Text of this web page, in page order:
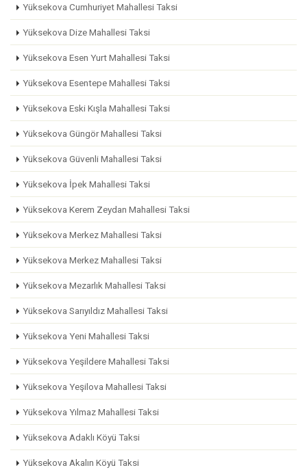
Yüksekova Cumhuriyet Mahallesi Taksi
Yüksekova Dize Mahallesi Taksi
Yüksekova Esen Yurt Mahallesi Taksi
Yüksekova Esentepe Mahallesi Taksi
Yüksekova Eski Kışla Mahallesi Taksi
Yüksekova Güngör Mahallesi Taksi
Yüksekova Güvenli Mahallesi Taksi
Yüksekova İpek Mahallesi Taksi
Yüksekova Kerem Zeydan Mahallesi Taksi
Yüksekova Merkez Mahallesi Taksi
Yüksekova Merkez Mahallesi Taksi
Yüksekova Mezarlık Mahallesi Taksi
Yüksekova Sarıyıldız Mahallesi Taksi
Yüksekova Yeni Mahallesi Taksi
Yüksekova Yeşildere Mahallesi Taksi
Yüksekova Yeşilova Mahallesi Taksi
Yüksekova Yılmaz Mahallesi Taksi
Yüksekova Adaklı Köyü Taksi
Yüksekova Akalın Köyü Taksi